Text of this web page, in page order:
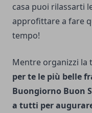
casa puoi rilassarti
approfittare a fare
tempo!
Mentre organizzi la
per te le più belle
Buongiorno Buon
a tutti per